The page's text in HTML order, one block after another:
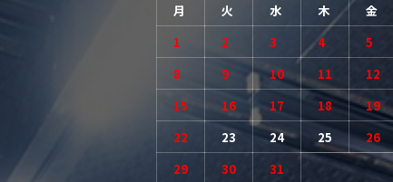
月
火 水 木 金
1
2 3 4 5
8
9 10 11 12
15
16 17 18 19
22
23 24 25 26
29
30 31